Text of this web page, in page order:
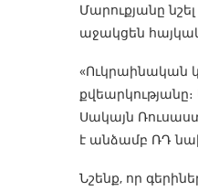
Մարուքյանը
աջակցեն
«Ուկրաինական
Սակայն
է անձամբ ՌԴ
Նշենք, որ